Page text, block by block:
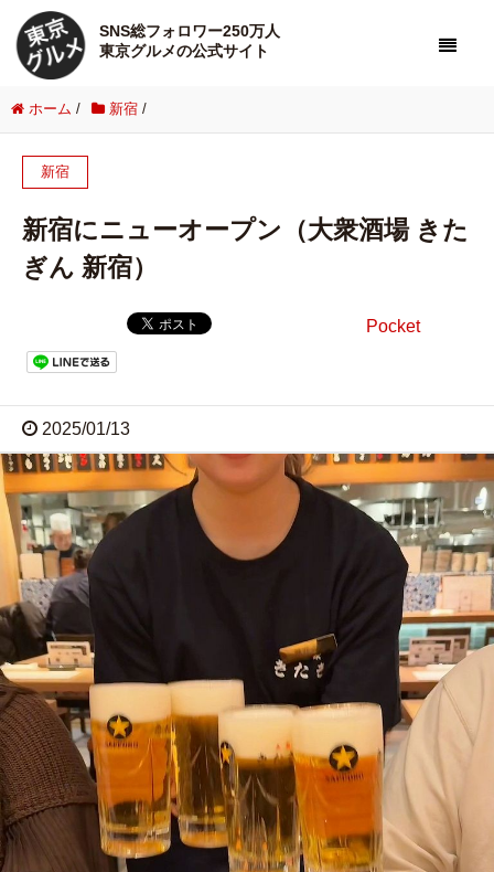
SNS総フォロワー250万人
東京グルメの公式サイト
ホーム / 新宿 /
新宿
新宿にニューオープン（大衆酒場 きた
ぎん 新宿）
Pocket
2025/01/13